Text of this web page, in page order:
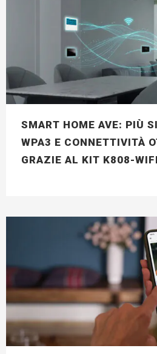
SMART HOME AVE: PIÙ
WPA3 E CONNETTIVITÀ
GRAZIE AL KIT K808-WIFI